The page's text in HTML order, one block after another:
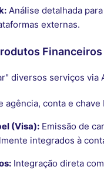
Análise detalhada
externas.
Financeiros
diversos serviços via
agência, conta e
(Visa): Emissão de
integrados à
Integração direta